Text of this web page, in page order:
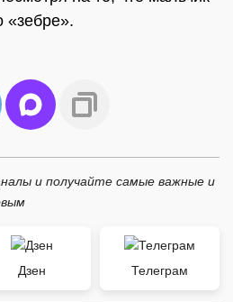
«зебре».
и получайте самые важные и
Дзен Телеграм